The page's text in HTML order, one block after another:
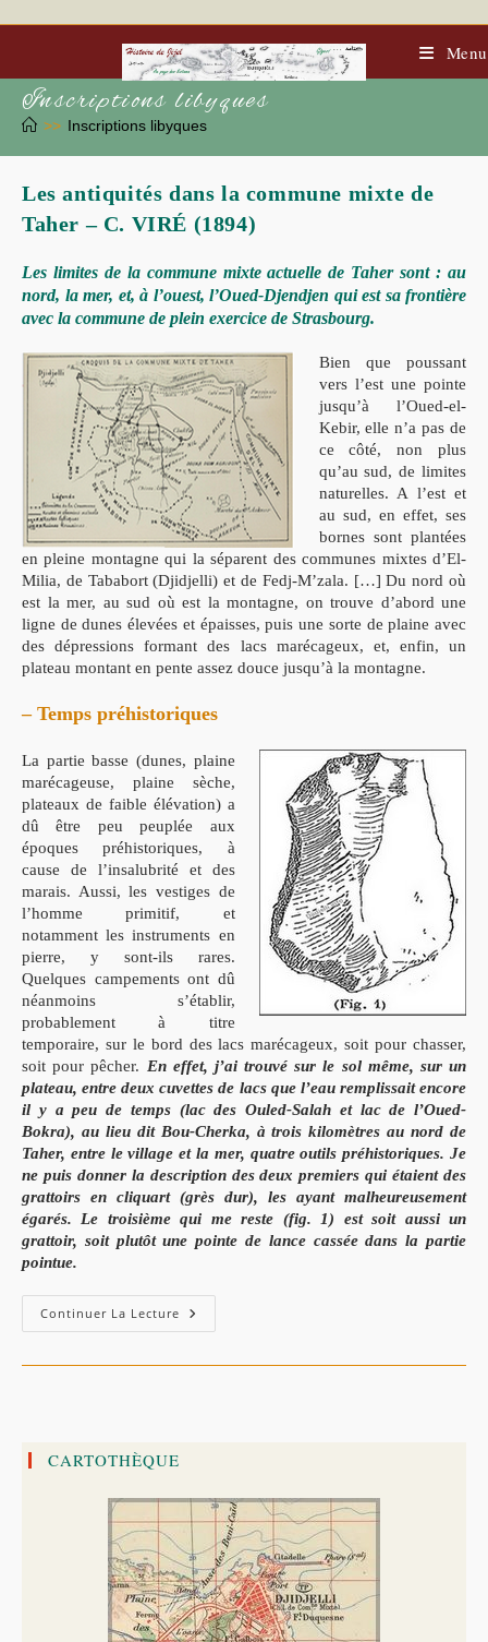
to
Menu
Inscriptions libyques
>> Inscriptions libyques
Les antiquités dans la commune mixte de
Taher – C. VIRÉ (1894)
Les limites de la commune mixte actuelle de Taher sont : au
nord, la mer, et, à l’ouest, l’Oued-Djendjen qui est sa frontière
avec la commune de plein exercice de Strasbourg.
Bien que poussant
vers l’est une pointe
jusqu’à l’Oued-el-
Kebir, elle n’a pas de
ce côté, non plus
qu’au sud, de limites
naturelles. A l’est et
au sud, en effet, ses
bornes sont plantées
en pleine montagne qui la séparent des communes mixtes d’El-
Milia, de Tababort (Djidjelli) et de Fedj-M’zala. […] Du nord où
est la mer, au sud où est la montagne, on trouve d’abord une
ligne de dunes élevées et épaisses, puis une sorte de plaine avec
des dépressions formant des lacs marécageux, et, enfin, un
plateau montant en pente assez douce jusqu’à la montagne.
– Temps préhistoriques
La partie basse (dunes, plaine
marécageuse, plaine sèche,
plateaux de faible élévation) a
dû être peu peuplée aux
époques préhistoriques, à
cause de l’insalubrité et des
marais. Aussi, les vestiges de
l’homme primitif, et
notamment les instruments en
pierre, y sont-ils rares.
Quelques campements ont dû
néanmoins s’établir,
probablement à titre
temporaire, sur le bord des lacs marécageux, soit pour chasser,
soit pour pêcher. En effet, j’ai trouvé sur le sol même, sur un
plateau, entre deux cuvettes de lacs que l’eau remplissait encore
il y a peu de temps (lac des Ouled-Salah et lac de l’Oued-
Bokra), au lieu dit Bou-Cherka, à trois kilomètres au nord de
Taher, entre le village et la mer, quatre outils préhistoriques. Je
ne puis donner la description des deux premiers qui étaient des
grattoirs en cliquart (grès dur), les ayant malheureusement
égarés. Le troisième qui me reste (fig. 1) est soit aussi un
grattoir, soit plutôt unepointe de lance cassée dans la partie
pointue.
Continuer La Lecture Les
Antiquités
CARTOTHÈQUE